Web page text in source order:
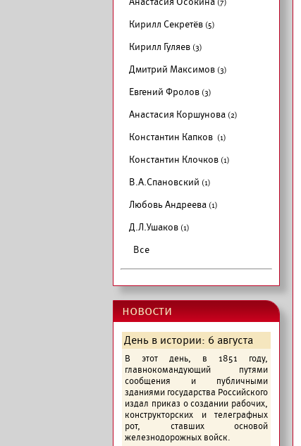
(7)
Кирилл Секретёв (5)
Кирилл Гуляев (3)
Дмитрий Максимов (3)
Евгений Фролов (3)
Анастасия Коршунова (2)
Константин Капков (1)
Константин Клочков (1)
В.А.Спановский (1)
Любовь Андреева (1)
Д.Л.Ушаков (1)
Все
новости
День в истории: 6 августа
В этот день, в 1851 году,
главнокомандующий путями
сообщения и публичными
зданиями государства Российского
издал приказ о создании рабочих,
конструкторских и телеграфных
рот, ставших основой
железнодорожных войск.